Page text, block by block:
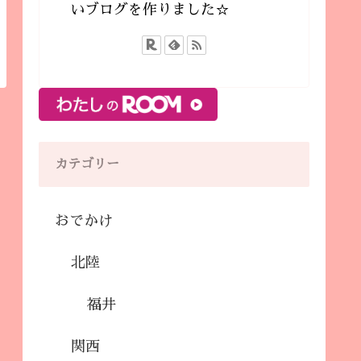
いブログを作りました☆
カテゴリー
おでかけ
北陸
福井
関西